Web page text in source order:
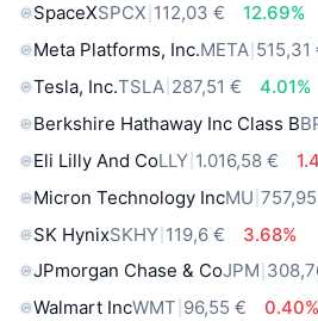
SpaceXSPCX 112,03 €
12.69%
Meta Platforms, Inc.META 515,31
Tesla, Inc.TSLA 287,51 €
4.01%
Berkshire Hathaway Inc Class B
Eli Lilly And CoLLY 1.016,58 €
Micron Technology IncMU
SK HynixSKHY 119,6 €
3.68%
JPmorgan Chase & CoJPM
Walmart IncWMT 96,55 € 0.40%